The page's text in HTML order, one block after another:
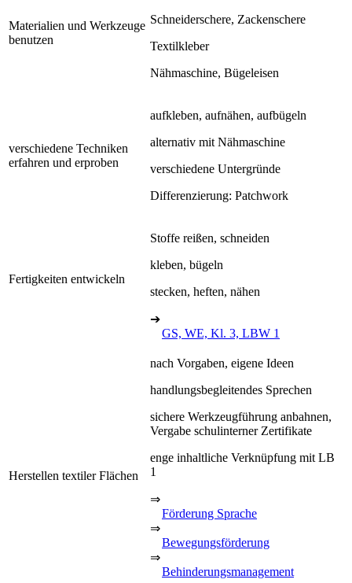
Materialien und Werkzeuge
benutzen
Schneiderschere, Zackenschere
Textilkleber
Nähmaschine, Bügeleisen
verschiedene Techniken
erfahren und erproben
aufkleben, aufnähen, aufbügeln
alternativ mit Nähmaschine
verschiedene Untergründe
Differenzierung: Patchwork
Fertigkeiten entwickeln
Stoffe reißen, schneiden
kleben, bügeln
stecken, heften, nähen
➔
GS, WE, Kl. 3, LBW 1
Herstellen textiler Flächen
nach Vorgaben, eigene Ideen
handlungsbegleitendes Sprechen
sichere Werkzeugführung anbahnen,
Vergabe schulinterner Zertifikate
enge inhaltliche Verknüpfung mit LB
1
⇒
Förderung Sprache
⇒
Bewegungsförderung
⇒
Behinderungsmanagement